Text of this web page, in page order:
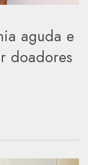
aguda e
doadores